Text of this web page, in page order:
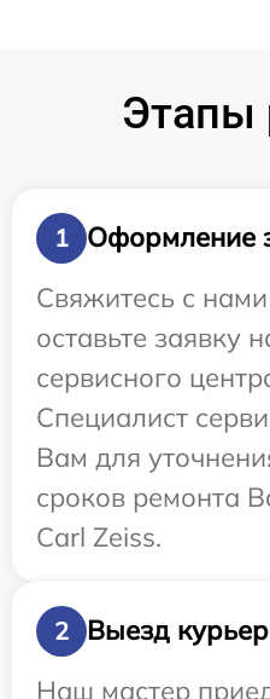
Этапы
1
Оформление
Свяжитесь с
оставьте заявку
сервисного
Специалист
Вам для
сроков ремонта
Carl Zeiss.
2
Выезд
Наш мастер